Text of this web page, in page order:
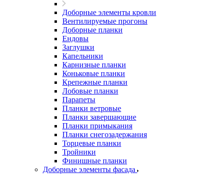
Доборные элементы кровли
Вентилируемые прогоны
Доборные планки
Ендовы
Заглушки
Капельники
Карнизные планки
Коньковые планки
Крепежные планки
Лобовые планки
Парапеты
Планки ветровые
Планки завершающие
Планки примыкания
Планки снегозадержания
Торцевые планки
Тройники
Финишные планки
Доборные элементы фасада